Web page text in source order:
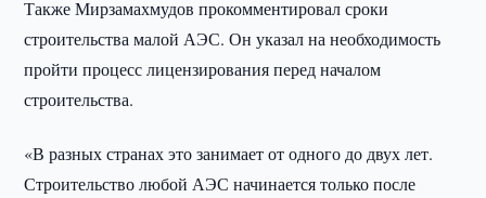
Также Мирзамахмудов прокомментировал сроки
строительства малой АЭС. Он указал на необходимость
пройти процесс лицензирования перед началом
строительства.
«В разных странах это занимает от одного до двух лет.
Строительство любой АЭС начинается только после